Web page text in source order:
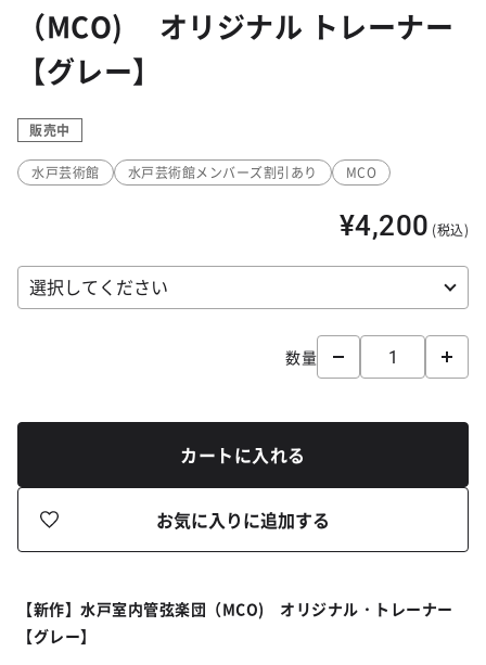
（MCO) オリジナル トレーナー
【グレー】
販売中
水戸芸術館 水戸芸術館メンバーズ割引あり MCO
¥4,200 (税込)
数量
カートに入れる
お気に入りに追加する
【新作】 水戸室内管弦楽団（MCO) オリジナル・トレーナー
【グレー】